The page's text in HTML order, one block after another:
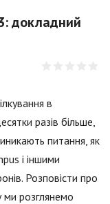
докладний
в
разів більше,
питання, як
і іншими
Розповісти про
ми розглянемо